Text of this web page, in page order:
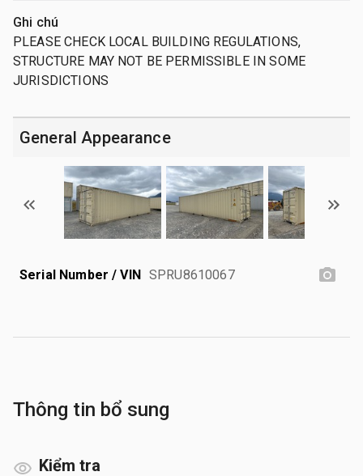
Ghi chú
PLEASE CHECK LOCAL BUILDING REGULATIONS,
STRUCTURE MAY NOT BE PERMISSIBLE IN SOME
JURISDICTIONS
General Appearance
Serial Number / VIN SPRU8610067
Thông tin bổ sung
Kiểm tra